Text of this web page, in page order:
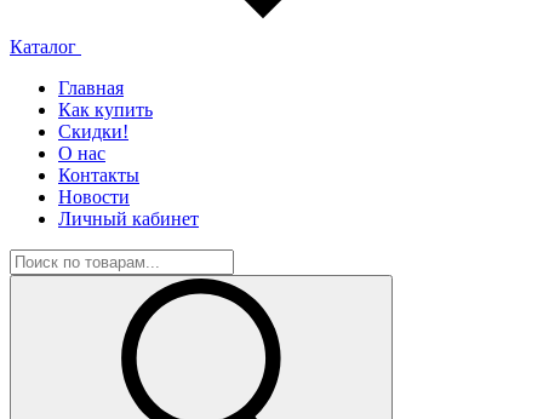
Каталог
Главная
Как купить
Скидки!
О нас
Контакты
Новости
Личный кабинет